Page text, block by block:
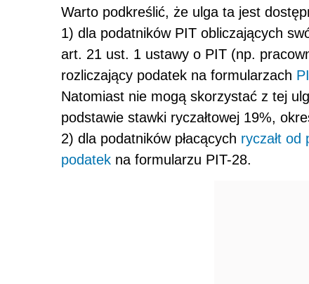
Warto podkreślić, że ulga ta jest
1) dla podatników PIT obliczających
art. 21 ust. 1 ustawy o PIT (np.
rozliczający podatek na formularzach
Natomiast nie mogą skorzystać z tej
podstawie stawki ryczałtowej 19%,
2) dla podatników płacących ryczałt od
podatek na formularzu PIT-28.